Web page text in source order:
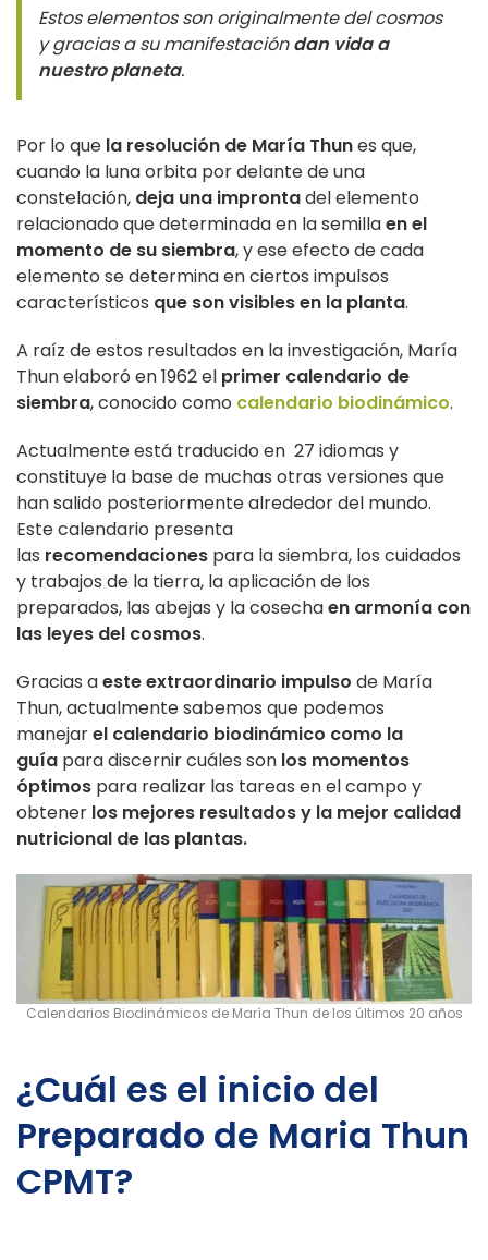
Estos elementos son originalmente del cosmos
y gracias a su manifestacióndan vida a
nuestro planeta.
Por lo que la resolución de María Thunes que,
cuando la luna orbita por delante de una
constelación, deja una improntadel elemento
relacionado que determinada en la semillaen el
momento de su siembra, y ese efecto de cada
elemento se determina en ciertos impulsos
característicos que son visibles en la planta.
A raíz de estos resultados en la investigación, María
Thun elaboró en 1962 el primer calendario de
siembra, conocido como calendario biodinámico.
Actualmente está traducido en 27 idiomas y
constituye la base de muchas otras versiones que
han salido posteriormente alrededor del mundo.
Este calendario presenta
las recomendaciones para la siembra, los cuidados
y trabajos de la tierra, la aplicación de los
preparados, las abejas y la cosechaen armonía con
las leyes del cosmos.
Gracias aeste extraordinario impulso de María
Thun, actualmente sabemos que podemos
manejarel calendario biodinámico como la
guía para discernir cuáles son los momentos
óptimos para realizar las tareas en el campo y
obtener los mejores resultados y la mejor calidad
nutricional de las plantas.
Calendarios Biodinámicos de María Thun de los últimos 20 años
¿Cuál es el inicio del
Preparado de Maria Thun
CPMT?